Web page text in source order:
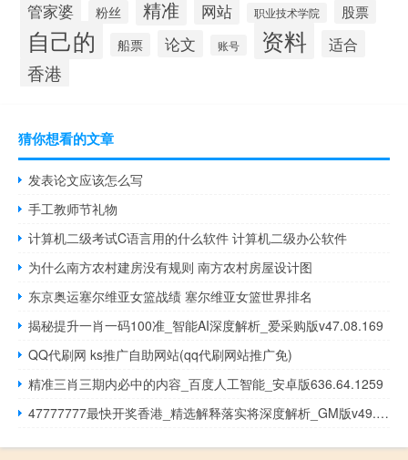
管家婆 粉丝 精准 网站 职业技术学院 股票
自己的 船票 论文 账号 资料 适合
香港
猜你想看的文章
发表论文应该怎么写
手工教师节礼物
计算机二级考试C语言用的什么软件 计算机二级办公软件
为什么南方农村建房没有规则 南方农村房屋设计图
东京奥运塞尔维亚女篮战绩 塞尔维亚女篮世界排名
揭秘提升一肖一码100准_智能AI深度解析_爱采购版v47.08.169
QQ代刷网 ks推广自助网站(qq代刷网站推广免)
精准三肖三期内必中的内容_百度人工智能_安卓版636.64.1259
47777777最快开奖香港_精选解释落实将深度解析_GM版v49.72.71